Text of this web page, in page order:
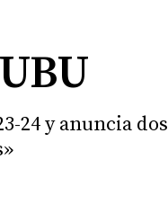
24 y anuncia dos